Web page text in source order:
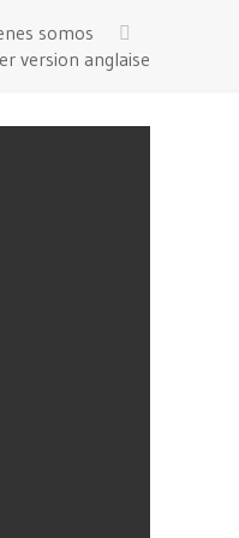
somos
version anglaise